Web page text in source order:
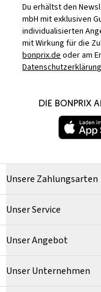
Du erhältst den
mbH mit exklusiven
individualisierten
mit Wirkung für die
bonprix.deoder am
Datenschutzerklärung
DIE BONPRIX
Unsere Zahlungsarten
Unser Service
Unser Angebot
Unser Unternehmen